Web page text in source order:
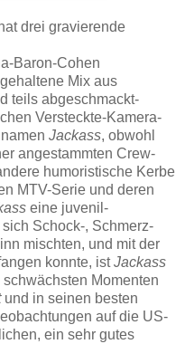
hat drei gravierende
Baron-Cohen
gehaltene Mix aus
teils abgeschmackt-
Versteckte-Kamera-
Jackass, obwohl
angestammten Crew-
humoristische Kerbe
MTV-Serie und deren
eine juvenil-
Schock-, Schmerz-
mischten, und mit der
konnte, istJackass
Momenten
und in seinen besten
auf die US-
ein sehr gutes